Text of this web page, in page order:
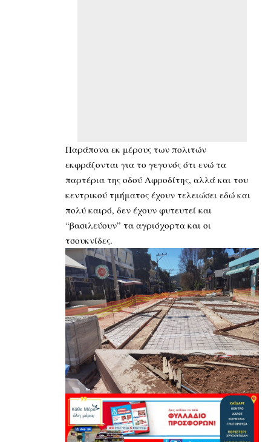
Παράπονα εκ μέρους των πολιτών
εκφράζονται για το γεγονός ότι ενώ τα
παρτέρια της οδού Αφροδίτης, αλλά και του
κεντρικού τμήματος έχουν τελειώσει εδώ και
πολύ καιρό, δεν έχουν φυτευτεί και
“βασιλεύουν” τα αγριόχορτα και οι
τσουκνίδες.